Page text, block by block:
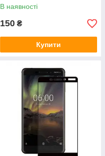
В наявності
150 ₴
Купити